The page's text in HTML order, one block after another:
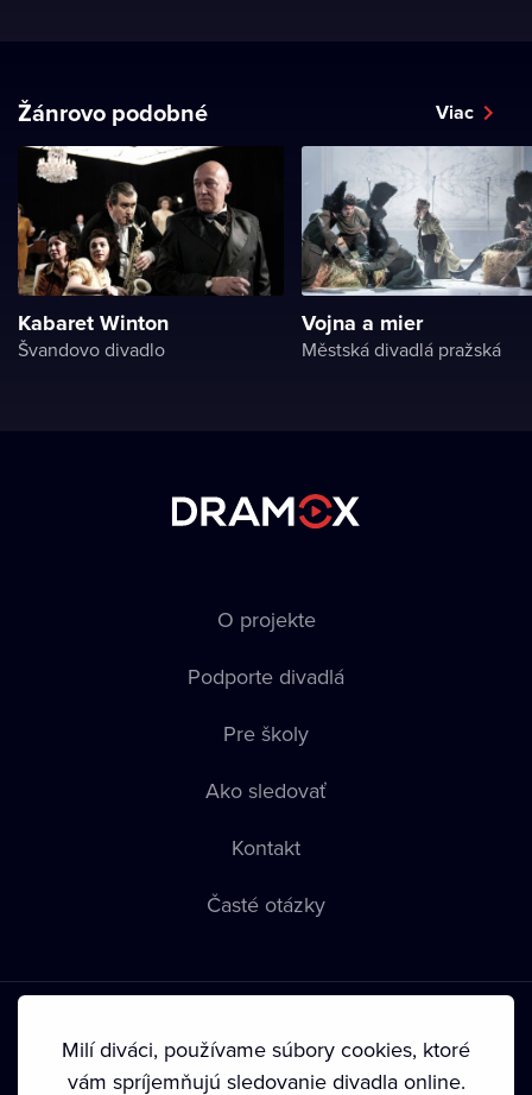
Žánrovo podobné Viac
Kabaret Winton
Švandovo divadlo
Vojna a mier
Městská divadlá pražská
O projekte
Podporte divadlá
Pre školy
Ako sledovať
Kontakt
Časté otázky
Milí diváci, používame súbory cookies, ktoré
vám spríjemňujú sledovanie divadla online.